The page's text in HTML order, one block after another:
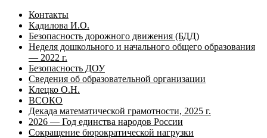
Контакты
Кадилова И.О.
Безопасность дорожного движения (БДД)
Неделя дошкольного и начального общего образования
— 2022 г.
Безопасность ДОУ
Сведения об образовательной организации
Клецко О.Н.
ВСОКО
Декада математической грамотности, 2025 г.
2026 — Год единства народов России
Сокращение бюрократической нагрузки